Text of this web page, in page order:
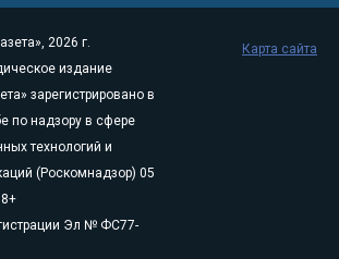
2026 г.
издание
зарегистрировано в
по надзору в сфере
технологий и
(Роскомнадзор) 05
Эл № ФС77-
Карта сайта